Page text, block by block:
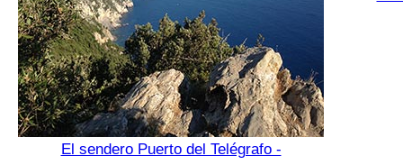
El sendero Puerto del Telégrafo -